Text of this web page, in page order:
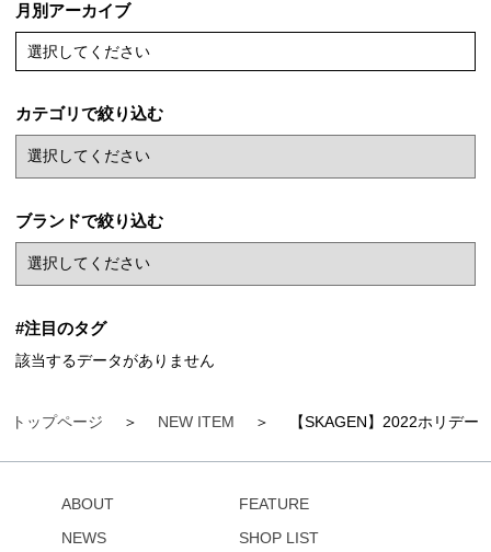
トップページ NEW ITEM 【SKAGEN】2022ホリデー
月別アーカイブ
選択してください
カテゴリで絞り込む
ブランドで絞り込む
#注目のタグ
該当するデータがありません
ABOUT
NEWS
FEATURE
SHOP LIST